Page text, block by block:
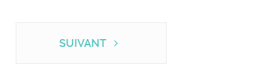
SUIVANT